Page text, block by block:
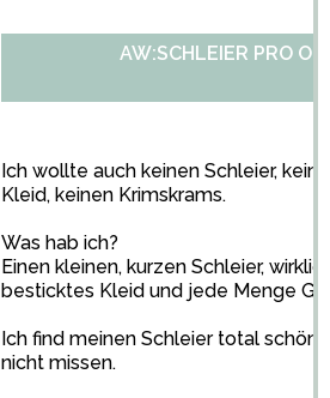
AW:SCHLEIER PRO
Ich wollte auch keinen Schleier,
Kleid, keinen Krimskrams.
Was hab ich?
Einen kleinen, kurzen Schleier,
besticktes Kleid und jede Menge
Ich find meinen Schleier total schön
nicht missen.